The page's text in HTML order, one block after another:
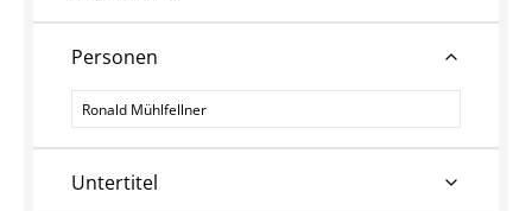
Personen
Personen
Untertitel